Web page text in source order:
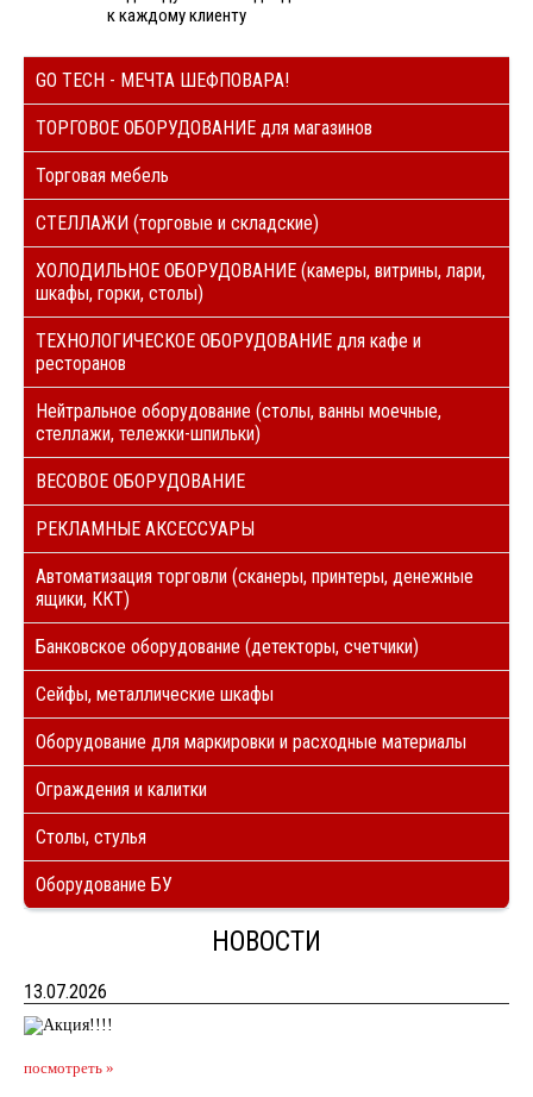
к каждому клиенту
GO TECH - МЕЧТА ШЕФПОВАРА!
ТОРГОВОЕ ОБОРУДОВАНИЕ для магазинов
Торговая мебель
СТЕЛЛАЖИ (торговые и складские)
ХОЛОДИЛЬНОЕ ОБОРУДОВАНИЕ (камеры, витрины, лари,
шкафы, горки, столы)
ТЕХНОЛОГИЧЕСКОЕ ОБОРУДОВАНИЕ для кафе и
ресторанов
Нейтральное оборудование (столы, ванны моечные,
стеллажи, тележки-шпильки)
ВЕСОВОЕ ОБОРУДОВАНИЕ
РЕКЛАМНЫЕ АКСЕССУАРЫ
Автоматизация торговли (сканеры, принтеры, денежные
ящики, ККТ)
Банковское оборудование (детекторы, счетчики)
Сейфы, металлические шкафы
Оборудование для маркировки и расходные материалы
Ограждения и калитки
Столы, стулья
Оборудование БУ
НОВОСТИ
13.07.2026
посмотреть »